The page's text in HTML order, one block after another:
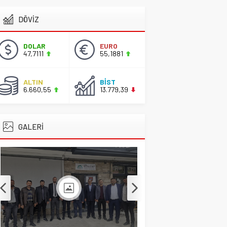
Tekin Sahada
Ziyaretlerini
Yoğunlaştırdı
2 Nisan 2026 17:42
DÖVİZ
DOLAR
47,7111
EURO
55,1881
ALTIN
6.660,55
BİST
13.779,39
GALERİ